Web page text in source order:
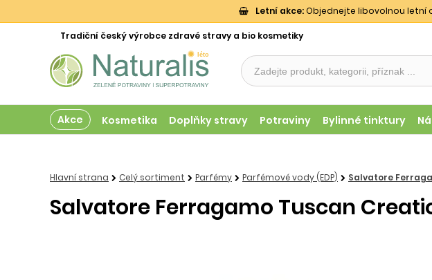
Letní akce:Objednejte libovolnou letní
Tradiční český výrobce zdravé stravy a bio kosmetiky
Akce Kosmetika Doplňky stravy Potraviny Bylinné tinktury
Hlavní strana Celý sortiment Parfémy Parfémové vody (EDP) Salvatore
Salvatore Ferragamo Tuscan